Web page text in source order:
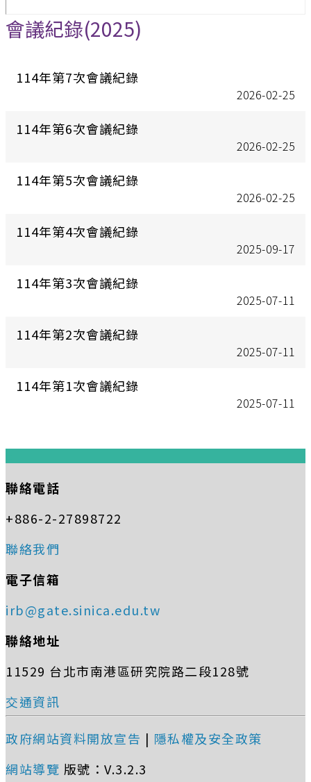
會議紀錄(2025)
114年第7次會議紀錄
2026-02-25
114年第6次會議紀錄
2026-02-25
114年第5次會議紀錄
2026-02-25
114年第4次會議紀錄
2025-09-17
114年第3次會議紀錄
2025-07-11
114年第2次會議紀錄
2025-07-11
114年第1次會議紀錄
2025-07-11
聯絡電話
+886-2-27898722
聯絡我們
電子信箱
irb@gate.sinica.edu.tw
聯絡地址
11529 台北市南港區研究院路二段128號
交通資訊
政府網站資料開放宣告 | 隱私權及安全政策
網站導覽 版號：V.3.2.3